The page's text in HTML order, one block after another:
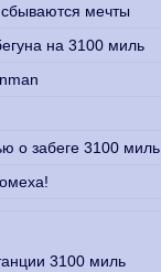
мечты
на 3100 миль
о забеге 3100 миль
3100 миль